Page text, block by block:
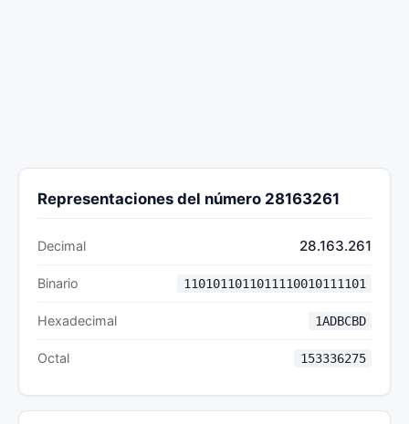
Representaciones del número 28163261
Decimal 28.163.261
Binario 1101011011011110010111101
Hexadecimal 1ADBCBD
Octal 153336275